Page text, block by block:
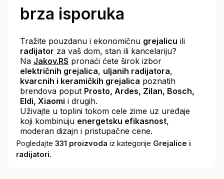
brza isporuka
Tražite pouzdanu i ekonomičnu grejalicu ili
radijator za vaš dom, stan ili kancelariju?
Na Jakov.RS pronaći ćete širok izbor
električnih grejalica, uljanih radijatora,
kvarcnih i keramičkih grejalica poznatih
brendova poput Prosto, Ardes, Zilan, Bosch,
Eldi, Xiaomi i drugih.
Uživajte u toplini tokom cele zime uz uređaje
koji kombinuju energetsku efikasnost,
moderan dizajn i pristupačne cene.
Pogledajte 331 proizvoda iz kategorije Grejalice i
radijatori.